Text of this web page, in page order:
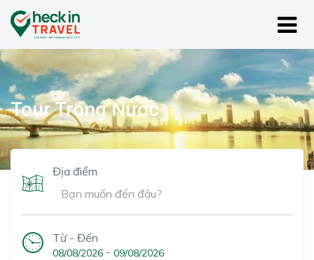
Tour Trong Nước
Địa điểm
Từ - Đến
08/08/2026 - 09/08/2026